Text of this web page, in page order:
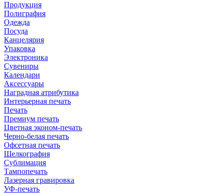
Продукция
Полиграфия
Одежда
Посуда
Канцелярия
Упаковка
Электроника
Сувениры
Календари
Аксессуары
Наградная атрибутика
Интерьерная печать
Печать
Премиум печать
Цветная эконом-печать
Черно-белая печать
Офсетная печать
Шелкография
Сублимация
Тампопечать
Лазерная гравировка
УФ-печать